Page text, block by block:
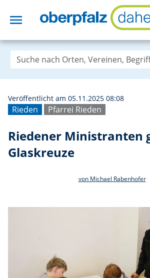
menu
Rieden Pfarrei Rieden
Veröffentlicht am 05.11.2025 08:08
Riedener Ministranten
Glaskreuze
von Michael Rabenhofer